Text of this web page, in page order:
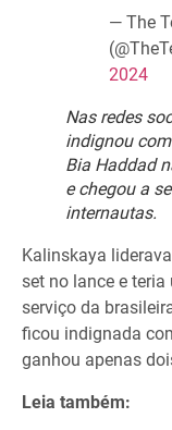
— The
2024
Nas redes
indignou
Bia Haddad
e chegou a
internautas.
Kalinskaya
set no lance e
serviço da
ficou indignada
ganhou apenas
Leia também: